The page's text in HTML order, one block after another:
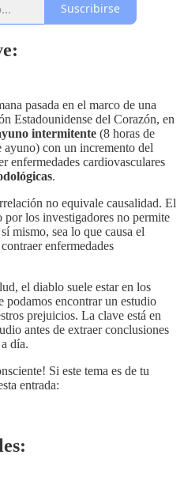
Suscribirse
pasada en el marco de una
Estadounidense del Corazón, en
intermitente (8 horas de
con un incremento del
enfermedades cardiovasculares
.
no equivale causalidad. El
los investigadores no permite
mismo, sea lo que causa el
enfermedades
el diablo suele estar en los
podamos encontrar un estudio
prejuicios. La clave está en
antes de extraer conclusiones
día.
Si este tema es de tu
entrada: